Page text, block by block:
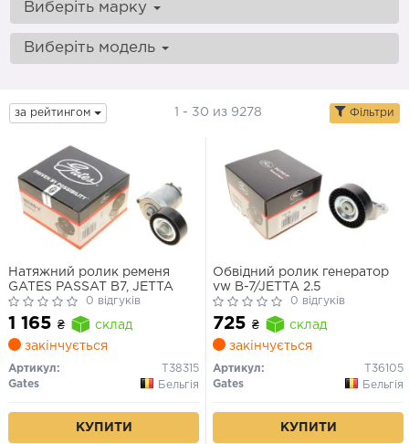
Виберіть марку
Виберіть модель
за рейтингом 1 - 30 из 9278 Фільтри
Натяжний ролик ременя
GATES PASSAT B7, JETTA
0 відгуків
1 165 ₴
склад
закінчується
Артикул:
T38315
Gates
Бельгія
КУПИТИ
Обвідний ролик генератор
vw B-7/JETTA 2.5
0 відгуків
725 ₴
склад
закінчується
Артикул:
T36105
Gates
Бельгія
КУПИТИ